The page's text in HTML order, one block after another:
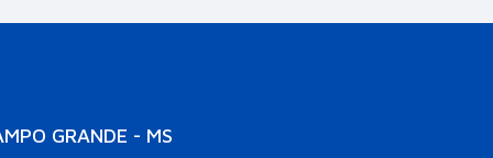
GRANDE - MS